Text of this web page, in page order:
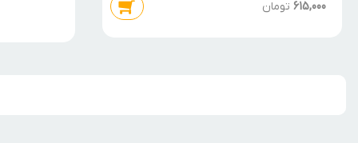
615,000 تومان